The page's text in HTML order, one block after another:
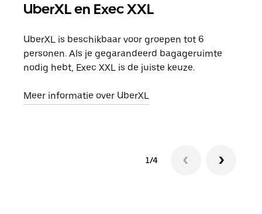
UberXL en Exec XXL
UberXL is beschikbaar voor groepen tot 6
personen. Als je gegarandeerd bagageruimte
nodig hebt, Exec XXL is de juiste keuze.
Meer informatie over UberXL
1/4